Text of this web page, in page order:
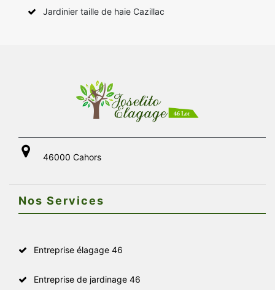
Jardinier taille de haie Cazillac
46000 Cahors
Nos Services
Entreprise élagage 46
Entreprise de jardinage 46